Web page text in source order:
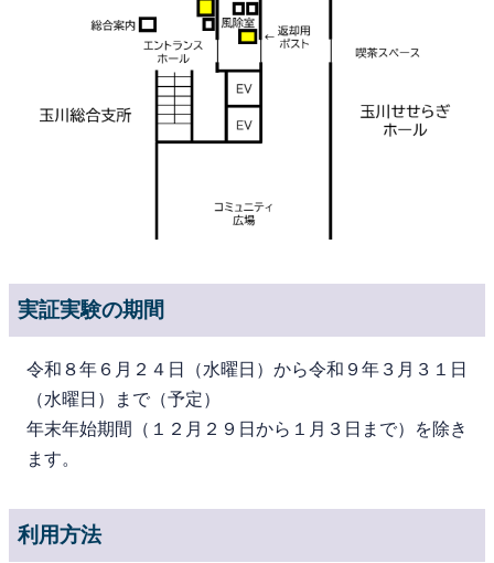
実証実験の期間
令和８年６月２４日（水曜日）から令和９年３月３１日
（水曜日）まで（予定）
年末年始期間（１２月２９日から１月３日まで）を除き
ます。
利用方法